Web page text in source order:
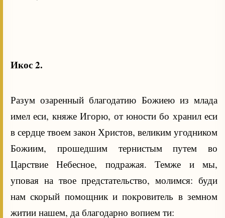
Икос 2.
Разум озаренный благодатию Божиею из млада
имел еси, княже Игорю, от юности бо хранил еси
в сердце твоем закон Христов, великим угодником
Божиим, прошедшим тернистым путем во
Царствие Небесное, подражая. Темже и мы,
уповая на твое предстательство, молимся: буди
нам скорый помощник и покровитель в земном
житии нашем, да благодарно вопием ти: